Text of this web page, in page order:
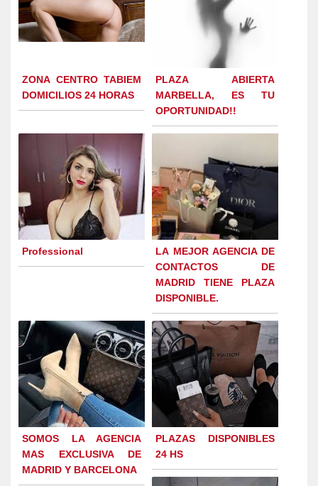
ZONA CENTRO TABIEM
DOMICILIOS 24 HORAS
PLAZA ABIERTA
MARBELLA, ES TU
OPORTUNIDAD!!
Professional
LA MEJOR AGENCIA DE
CONTACTOS DE
MADRID TIENE PLAZA
DISPONIBLE.
SOMOS LA AGENCIA
MAS EXCLUSIVA DE
MADRID Y BARCELONA
PLAZAS DISPONIBLES
24 HS